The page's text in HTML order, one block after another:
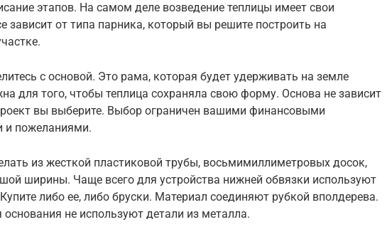
этапов. На самом деле возведение теплицы имеет свои
зависит от типа парника, который вы решите построить на
с основой. Это рама, которая будет удерживать на земле
для того, чтобы теплица сохраняла свою форму. Основа не зависит
вы выберите. Выбор ограничен вашими финансовыми
и пожеланиями.
из жесткой пластиковой трубы, восьмимиллиметровых досок,
ширины. Чаще всего для устройства нижней обвязки используют
либо ее, либо бруски. Материал соединяют рубкой вполдерева.
не используют детали из металла.